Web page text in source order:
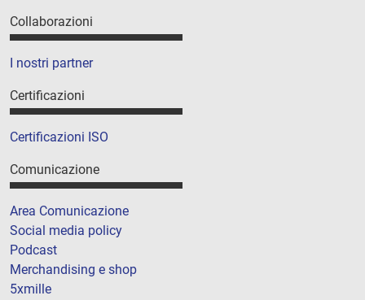
Collaborazioni
I nostri partner
Certificazioni
Certificazioni ISO
Comunicazione
Area Comunicazione
Social media policy
Podcast
Merchandising e shop
5xmille